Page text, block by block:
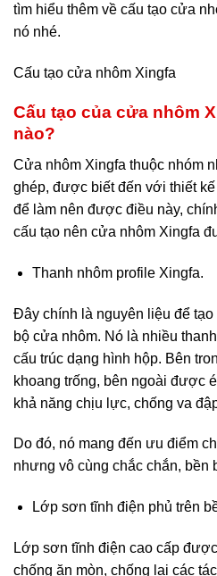
tìm hiểu thêm về cấu tạo cửa
nó nhé.
Cấu tạo cửa nhôm Xingfa
Cấu tạo của cửa nhôm
nào?
Cửa nhôm Xingfa thuộc nhóm
ghép, được biết đến với thiết
để làm nên được điều này,
cấu tạo nên cửa nhôm Xingfa
Thanh nhôm profile Xingfa.
Đây chính là nguyên liệu để
bộ cửa nhôm. Nó là nhiều
cấu trúc dạng hình hộp. Bên
khoang trống, bên ngoài được
khả năng chịu lực, chống va
Do đó, nó mang đến ưu điểm
nhưng vô cùng chắc chắn, bền
Lớp sơn tĩnh điện phủ trên
Lớp sơn tĩnh điện cao cấp
chống ăn mòn, chống lại các